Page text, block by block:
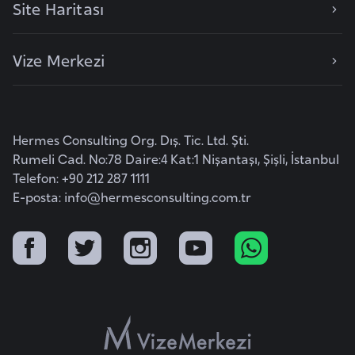
Site Haritası
Vize Merkezi
Hermes Consulting Org. Dış. Tic. Ltd. Şti.
Rumeli Cad. No:78 Daire:4 Kat:1 Nişantaşı, Şişli, İstanbul
Telefon: +90 212 287 1111
E-posta: info@hermesconsulting.com.tr
l
r
t
a
n
u
r